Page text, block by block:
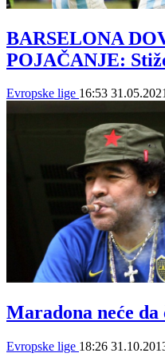
BARSELONA
POJAČANJE:
Evropske lige 16:53
Maradona neće
Evropske lige 18:26